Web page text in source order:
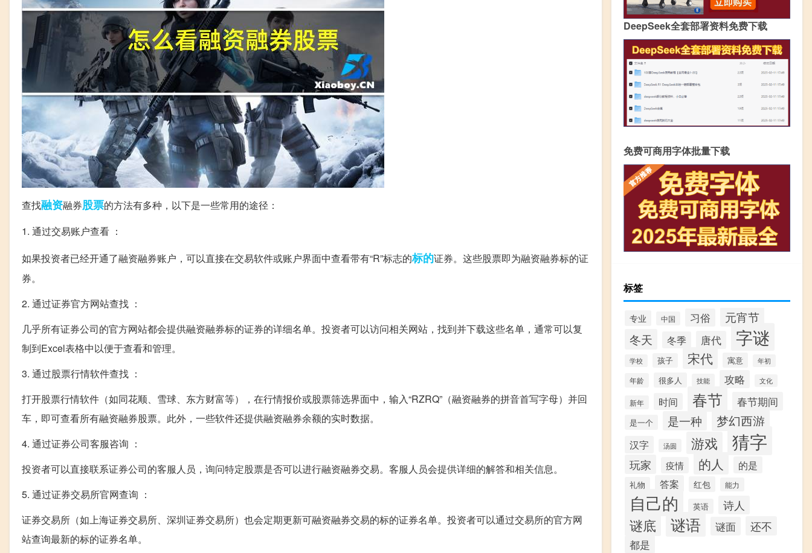
查找融资融券股票的方法有多种，以下是一些常用的途径：
1. 通过交易账户查看 ：
如果投资者已经开通了融资融券账户，可以直接在交易软件或账户界面中查看带有“R”标志的标的证券。这些股票即为融资融券标的证
券。
2. 通过证券官方网站查找 ：
几乎所有证券公司的官方网站都会提供融资融券标的证券的详细名单。投资者可以访问相关网站，找到并下载这些名单，通常可以复
制到Excel表格中以便于查看和管理。
3. 通过股票行情软件查找 ：
打开股票行情软件（如同花顺、雪球、东方财富等），在行情报价或股票筛选界面中，输入“RZRQ”（融资融券的拼音首写字母）并回
车，即可查看所有融资融券股票。此外，一些软件还提供融资融券余额的实时数据。
4. 通过证券公司客服咨询 ：
投资者可以直接联系证券公司的客服人员，询问特定股票是否可以进行融资融券交易。客服人员会提供详细的解答和相关信息。
5. 通过证券交易所官网查询 ：
证券交易所（如上海证券交易所、深圳证券交易所）也会定期更新可融资融券交易的标的证券名单。投资者可以通过交易所的官方网
站查询最新的标的证券名单。
DeepSeek全套部署资料免费下载
免费可商用字体批量下载
标签
专业 中国 习俗 元宵节
冬天 冬季 唐代 字谜
学校 孩子 宋代 寓意 年初
年龄 很多人 技能 攻略 文化
新年 时间 春节 春节期间
是一个 是一种 梦幻西游
汉字 汤圆 游戏 猜字
玩家 疫情 的人 的是
礼物 答案 红包 能力
自己的 英语 诗人
谜底 谜语 谜面 还不
都是